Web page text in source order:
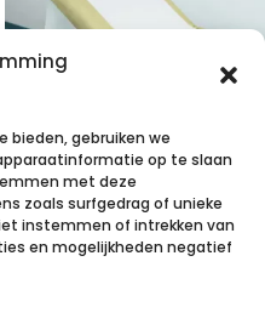
bieden, gebruiken we
op te slaan
met deze
zoals surfgedrag of unieke
instemmen of intrekken van
en mogelijkheden negatief
VALAROLL niet
gepl.2lg
50x38cm12x150